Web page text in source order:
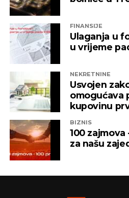
FINANSIJE
Ulaganja u
u vrijeme
NEKRETNINE
Usvojen
omogućava
kupovinu
BIZNIS
100 zajmova
za našu